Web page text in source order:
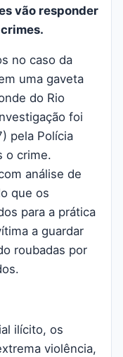
vão responder
no caso da
uma gaveta
do Rio
foi
pela Polícia
o crime.
análise de
que os
para a prática
a guardar
roubadas por
ilícito, os
violência,